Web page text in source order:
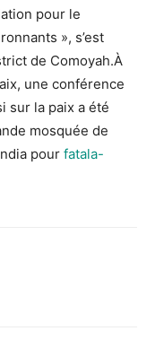
pour le
», s’est
de Comoyah.À
une conférence
sur la paix a été
mosquée de
pour fatala-